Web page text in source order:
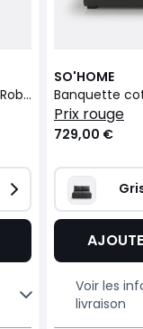
Chauffeuse d'angle, coton, Robin
SO'HOME
Banquette
prix rouge
729,00 €
Voir les
livraison